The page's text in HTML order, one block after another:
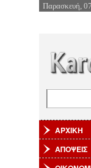
Παρασκευή,
ΑΡΧΙΚΗ
ΑΠΟΨΕΙΣ